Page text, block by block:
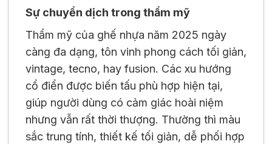
Sự chuyển dịch trong thẩm mỹ
Thẩm mỹ của ghế nhựa năm 2025 ngày
càng đa dạng, tôn vinh phong cách tối giản,
vintage, tecno, hay fusion. Các xu hướng
cổ điển được biến tấu phù hợp hiện tại,
giúp người dùng có cảm giác hoài niệm
nhưng vẫn rất thời thượng. Thường thì màu
sắc trung tính, thiết kế tối giản, dễ phối hợp